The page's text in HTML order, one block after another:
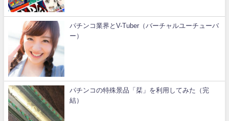
パチンコ業界とV-Tuber（バーチャルユーチューバ
ー）
パチンコの特殊景品「栞」を利用してみた（完
結）